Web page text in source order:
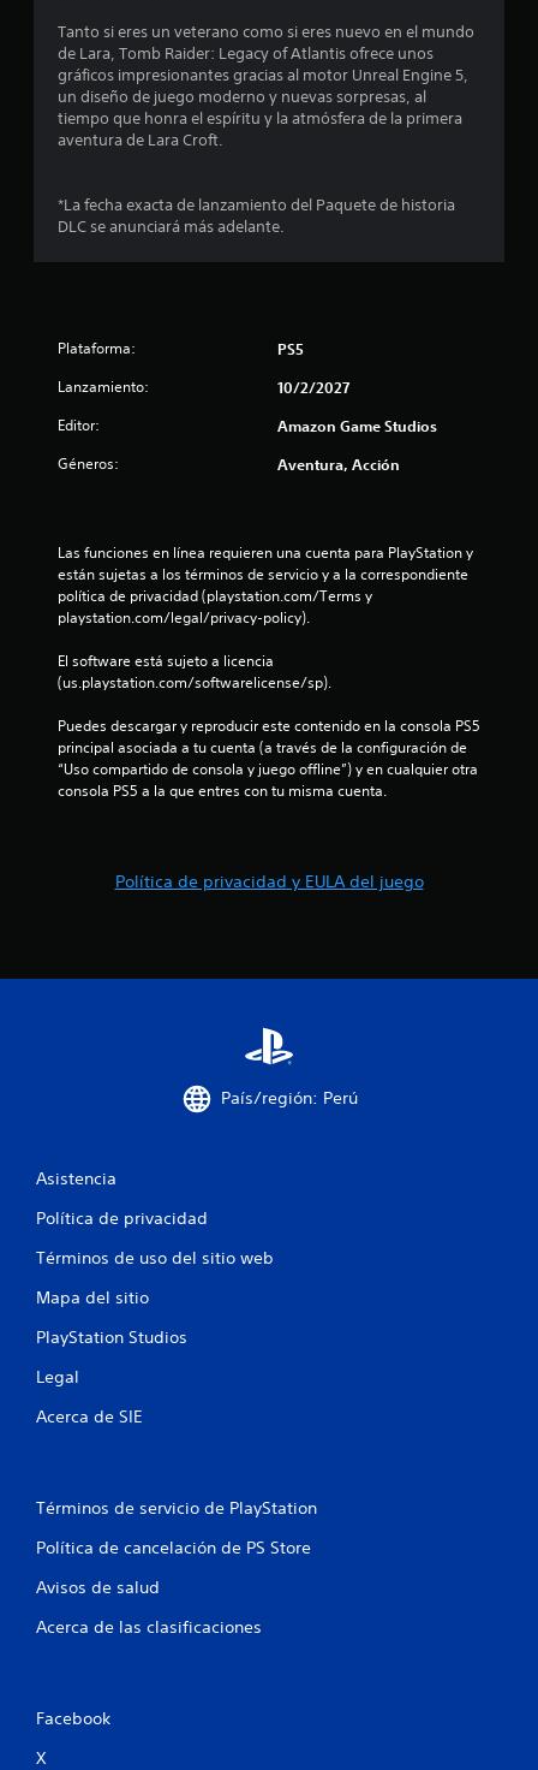
Tanto si eres un veterano como si eres nuevo en el mundo
de Lara, Tomb Raider: Legacy of Atlantis ofrece unos
gráficos impresionantes gracias al motor Unreal Engine 5,
un diseño de juego moderno y nuevas sorpresas, al
tiempo que honra el espíritu y la atmósfera de la primera
aventura de Lara Croft.
*La fecha exacta de lanzamiento del Paquete de historia
DLC se anunciará más adelante.
Plataforma: PS5
Lanzamiento: 10/2/2027
Editor: Amazon Game Studios
Géneros: Aventura, Acción
Las funciones en línea requieren una cuenta para PlayStation y
están sujetas a los términos de servicio y a la correspondiente
política de privacidad (playstation.com/Terms y
playstation.com/legal/privacy-policy).
El software está sujeto a licencia
(us.playstation.com/softwarelicense/sp).
Puedes descargar y reproducir este contenido en la consola PS5
principal asociada a tu cuenta (a través de la configuración de
“Uso compartido de consola y juego offline”) y en cualquier otra
consola PS5 a la que entres con tu misma cuenta.
Política de privacidad y EULA del juego
País/región: Perú
Asistencia
Política de privacidad
Términos de uso del sitio web
Mapa del sitio
PlayStation Studios
Legal
Acerca de SIE
Términos de servicio de PlayStation
Política de cancelación de PS Store
Avisos de salud
Acerca de las clasificaciones
Facebook
X